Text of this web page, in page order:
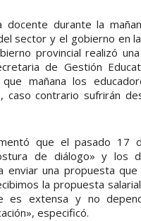
docente durante la
sector y el gobierno en
provincial realizó
de Gestión
mañana los
caso contrario sufrirán
que el pasado 17
de diálogo» y los
enviar una propuesta que
la propuesta
es extensa y no
especificó.